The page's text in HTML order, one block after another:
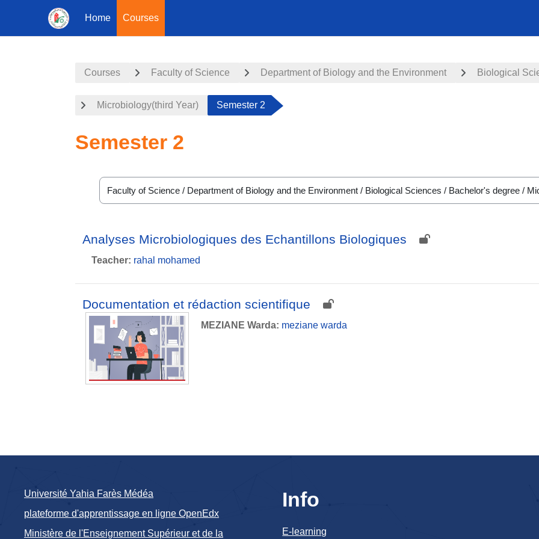
Home Courses
Courses Faculty of Science Department of Biology and the Environment Biological
Microbiology(third Year) Semester 2
Semester 2
Course categories
Analyses Microbiologiques des Echantillons Biologiques
Teacher: rahal mohamed
Documentation et rédaction scientifique
MEZIANE Warda: meziane warda
Université Yahia Farès Médéa
plateforme d'apprentissage en ligne OpenEdx
Ministère de l'Enseignement Supérieur et de la
Info
E-learning